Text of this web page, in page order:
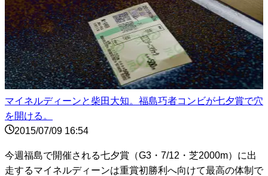
マイネルディーンと柴田大知。福島巧者コンビが七夕賞で穴
を開ける。
2015/07/09 16:54
今週福島で開催される七夕賞（G3・7/12・芝2000m）に出
走するマイネルディーンは重賞初勝利へ向けて最高の体制で